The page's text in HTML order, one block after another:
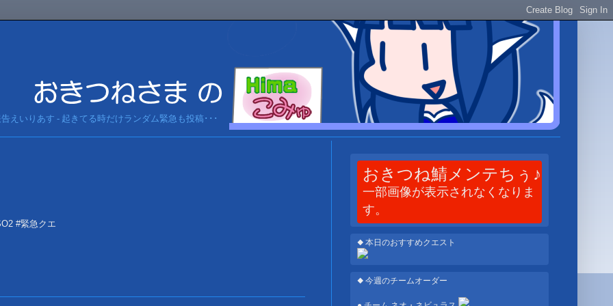
告えいりあす - 起きてる時だけランダム緊急も投稿･･･
#緊急クエ
おきつね鯖メンテちぅ♪
一部画像が表示されなくなりま
す。
◆ 本日のおすすめクエスト
◆ 今週のチームオーダー